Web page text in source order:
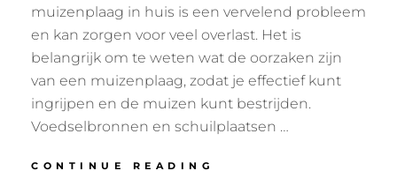
muizenplaag in huis is een vervelend probleem
en kan zorgen voor veel overlast. Het is
belangrijk om te weten wat de oorzaken zijn
van een muizenplaag, zodat je effectief kunt
ingrijpen en de muizen kunt bestrijden.
Voedselbronnen en schuilplaatsen …
CONTINUE READING